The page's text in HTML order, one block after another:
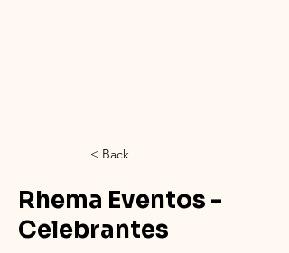
< Back
Rhema Eventos -
Celebrantes